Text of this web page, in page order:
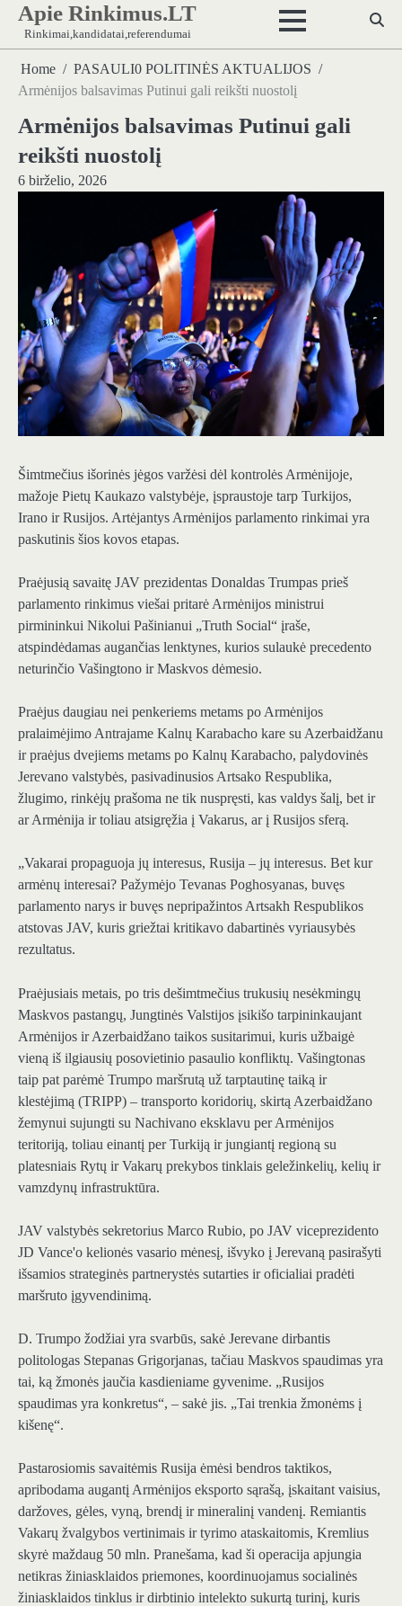
Skip
content
Apie Rinkimus.LT
Rinkimai,kandidatai,referendumai
Home
PASAULI0 POLITINĖS AKTUALIJOS
Armėnijos balsavimas Putinui gali reikšti nuostolį
Armėnijos balsavimas Putinui gali
reikšti nuostolį
6 birželio, 2026
Šimtmečius išorinės jėgos varžėsi dėl kontrolės Armėnijoje,
mažoje Pietų Kaukazo valstybėje, įspraustoje tarp Turkijos,
Irano ir Rusijos. Artėjantys Armėnijos parlamento rinkimai yra
paskutinis šios kovos etapas.
Praėjusią savaitę JAV prezidentas Donaldas Trumpas prieš
parlamento rinkimus viešai pritarė Armėnijos ministrui
pirmininkui Nikolui Pašinianui „Truth Social“ įraše,
atspindėdamas augančias lenktynes, kurios sulaukė precedento
neturinčio Vašingtono ir Maskvos dėmesio.
Praėjus daugiau nei penkeriems metams po Armėnijos
pralaimėjimo Antrajame Kalnų Karabacho kare su Azerbaidžanu
ir praėjus dvejiems metams po Kalnų Karabacho, palydovinės
Jerevano valstybės, pasivadinusios Artsako Respublika,
žlugimo, rinkėjų prašoma ne tik nuspręsti, kas valdys šalį, bet ir
ar Armėnija ir toliau atsigręžia į Vakarus, ar į Rusijos sferą.
„Vakarai propaguoja jų interesus, Rusija – jų interesus. Bet kur
armėnų interesai? Pažymėjo Tevanas Poghosyanas, buvęs
parlamento narys ir buvęs nepripažintos Artsakh Respublikos
atstovas JAV, kuris griežtai kritikavo dabartinės vyriausybės
rezultatus.
Praėjusiais metais, po tris dešimtmečius trukusių nesėkmingų
Maskvos pastangų, Jungtinės Valstijos įsikišo tarpininkaujant
Armėnijos ir Azerbaidžano taikos susitarimui, kuris užbaigė
vieną iš ilgiausių posovietinio pasaulio konfliktų. Vašingtonas
taip pat parėmė Trumpo maršrutą už tarptautinę taiką ir
klestėjimą (TRIPP) – transporto koridorių, skirtą Azerbaidžano
žemynui sujungti su Nachivano eksklavu per Armėnijos
teritoriją, toliau einantį per Turkiją ir jungiantį regioną su
platesniais Rytų ir Vakarų prekybos tinklais geležinkelių, kelių ir
vamzdynų infrastruktūra.
JAV valstybės sekretorius Marco Rubio, po JAV viceprezidento
JD Vance'o kelionės vasario mėnesį, išvyko į Jerevaną pasirašyti
išsamios strateginės partnerystės sutarties ir oficialiai pradėti
maršruto įgyvendinimą.
D. Trumpo žodžiai yra svarbūs, sakė Jerevane dirbantis
politologas Stepanas Grigorjanas, tačiau Maskvos spaudimas yra
tai, ką žmonės jaučia kasdieniame gyvenime. „Rusijos
spaudimas yra konkretus“, – sakė jis. „Tai trenkia žmonėms į
kišenę“.
Pastarosiomis savaitėmis Rusija ėmėsi bendros taktikos,
apribodama augantį Armėnijos eksporto sąrašą, įskaitant vaisius,
daržoves, gėles, vyną, brendį ir mineralinį vandenį. Remiantis
Vakarų žvalgybos vertinimais ir tyrimo ataskaitomis, Kremlius
skyrė maždaug 50 mln. Pranešama, kad ši operacija apjungia
netikras žiniasklaidos priemones, koordinuojamus socialinės
žiniasklaidos tinklus ir dirbtinio intelekto sukurtą turinį, kuris